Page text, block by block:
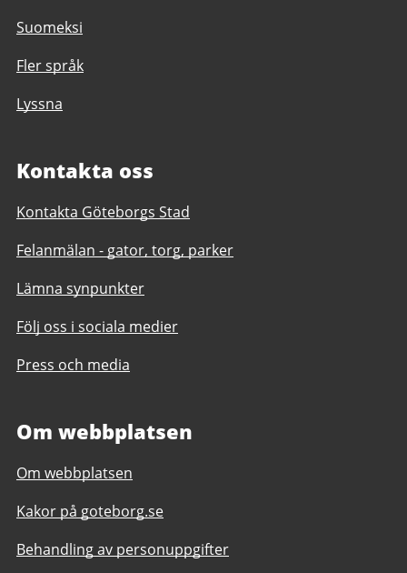
Suomeksi
Fler språk
Lyssna
Kontakta oss
Kontakta Göteborgs Stad
Felanmälan - gator, torg, parker
Lämna synpunkter
Följ oss i sociala medier
Press och media
Om webbplatsen
Om webbplatsen
Kakor på goteborg.se
Behandling av personuppgifter